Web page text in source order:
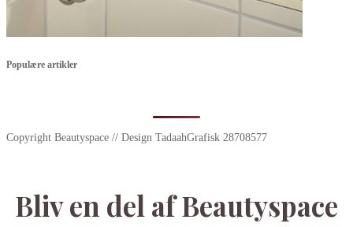
Populære artikler
Copyright Beautyspace // Design TadaahGrafisk 28708577
Bliv en del af Beautyspace